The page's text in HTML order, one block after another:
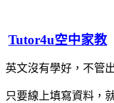
Tutor4u空中家教
英文沒有學好，不管
只要線上填寫資料，